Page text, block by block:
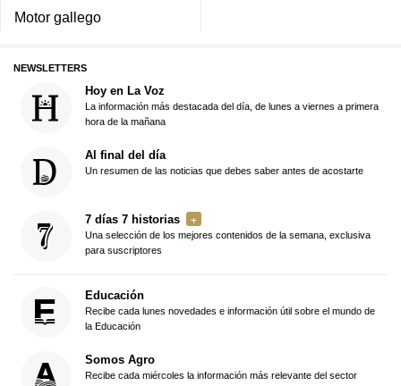
Motor gallego
NEWSLETTERS
Hoy en La Voz
La información más destacada del día, de lunes a viernes a primera
hora de la mañana
Al final del día
Un resumen de las noticias que debes saber antes de acostarte
7 días 7 historias
Una selección de los mejores contenidos de la semana, exclusiva
para suscriptores
Educación
Recibe cada lunes novedades e información útil sobre el mundo de
la Educación
Somos Agro
Recibe cada miércoles la información más relevante del sector